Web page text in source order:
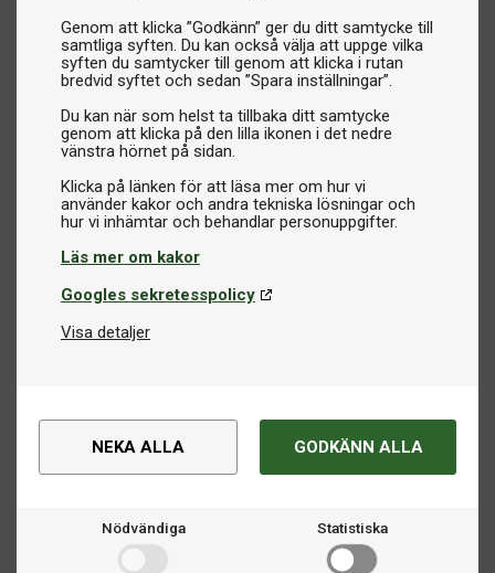
Genom att klicka ”Godkänn” ger du ditt samtycke till
samtliga syften. Du kan också välja att uppge vilka
syften du samtycker till genom att klicka i rutan
bredvid syftet och sedan ”Spara inställningar”.
Du kan när som helst ta tillbaka ditt samtycke
genom att klicka på den lilla ikonen i det nedre
vänstra hörnet på sidan.
Klicka på länken för att läsa mer om hur vi
använder kakor och andra tekniska lösningar och
Läs mer om kakor
Googles sekretesspolicy
Visa detaljer
NEKA ALLA GODKÄNN ALLA
Nödvändiga Statistiska